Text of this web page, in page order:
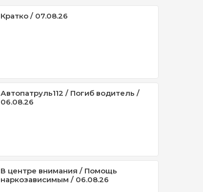
Кратко / 07.08.26
Автопатруль112 / Погиб водитель /
06.08.26
В центре внимания / Помощь
наркозависимым / 06.08.26